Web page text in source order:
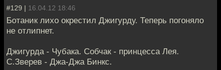
#129 | 16.04.12 18:46
Ботаник лихо окрестил Джигурду. Теперь погоняло
не отлипнет.
Джигурда - Чубака. Собчак - принцесса Лея.
С.Зверев - Джа-Джа Бинкс.